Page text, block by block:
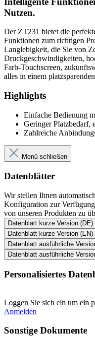
Nutzen.
Der ZT231 bietet die
Funktionen zum richtigen
Langlebigkeit, die Sie von
Druckgeschwindigkeiten,
Farb-Touchscreen,
alles in einem
Highlights
Einfache Bedienung
Geringer Platzbedarf,
Zahlreiche
Menü schließen
Datenblätter
Wir stellen Ihnen
Konfiguration zur
von unseren Produkten zu
Datenblatt kurze Version (DE)
Datenblatt kurze Version (EN)
Datenblatt ausführliche
Datenblatt ausführliche
Personalisiertes
Loggen Sie sich ein um ein
Anmelden
Sonstige Dokumente